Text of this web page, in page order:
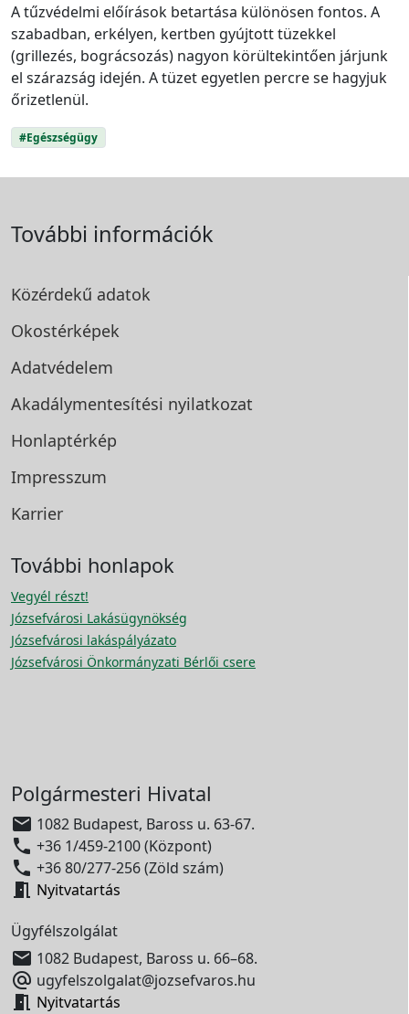
A tűzvédelmi előírások betartása különösen fontos. A
szabadban, erkélyen, kertben gyújtott tüzekkel
(grillezés, bográcsozás) nagyon körültekintően járjunk
el szárazság idején. A tüzet egyetlen percre se hagyjuk
őrizetlenül.
#Egészségügy
További információk
Közérdekű adatok
Okostérképek
Adatvédelem
Akadálymentesítési nyilatkozat
Honlaptérkép
Impresszum
Karrier
További honlapok
Vegyél részt!
Józsefvárosi Lakásügynökség
Józsefvárosi lakáspályázato
Józsefvárosi Önkormányzati Bérlői csere
Polgármesteri Hivatal
 1082 Budapest, Baross u. 63-67.
 +36 1/459-2100 (Központ)
 +36 80/277-256 (Zöld szám)
 Nyitvatartás
Ügyfélszolgálat
 1082 Budapest, Baross u. 66–68.
 ugyfelszolgalat@jozsefvaros.hu
 Nyitvatartás